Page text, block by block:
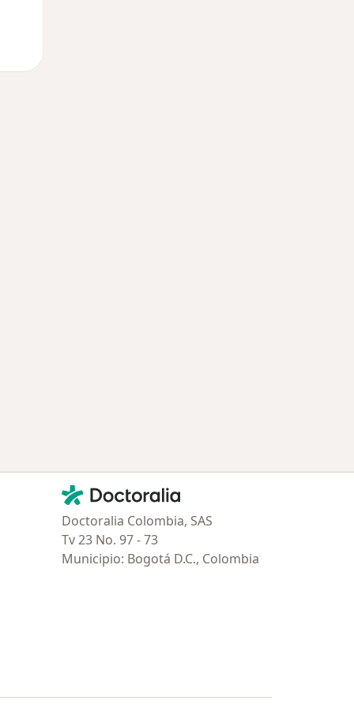
Contacto
Doctoralia - Página de inicio
Doctoralia Colombia, SAS
Tv 23 No. 97 - 73
Municipio: Bogotá D.C., Colombia